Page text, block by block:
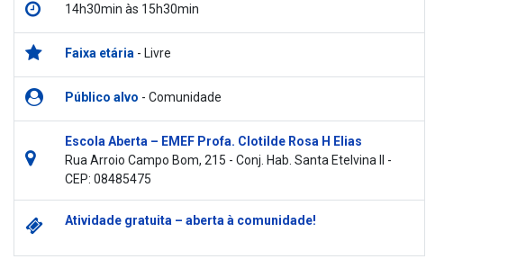
14h30min às 15h30min
Faixa etária - Livre
Público alvo - Comunidade
Escola Aberta – EMEF Profa. Clotilde Rosa H Elias
Rua Arroio Campo Bom, 215 - Conj. Hab. Santa Etelvina II -
CEP: 08485475
Atividade gratuita – aberta à comunidade!